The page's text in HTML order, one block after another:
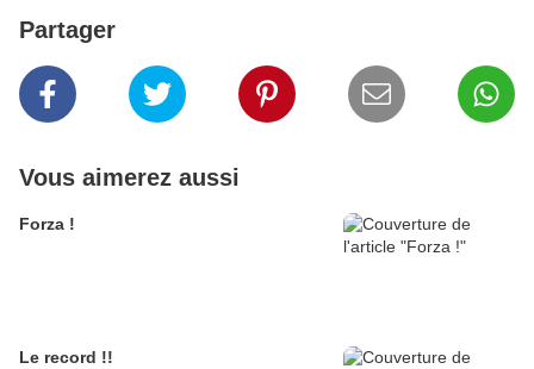
Partager
Vous aimerez aussi
Forza !
Le record !!